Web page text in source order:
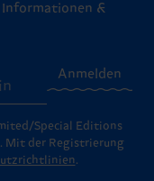
Informationen &
Anmelden
Special Editions
Mit der Registrierung
.